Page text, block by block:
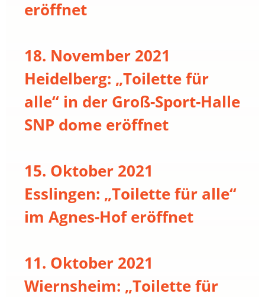
eröffnet
18. November 2021
Heidelberg: „Toilette für
alle“ in der Groß-Sport-Halle
SNP dome eröffnet
15. Oktober 2021
Esslingen: „Toilette für alle“
im Agnes-Hof eröffnet
11. Oktober 2021
Wiernsheim: „Toilette für